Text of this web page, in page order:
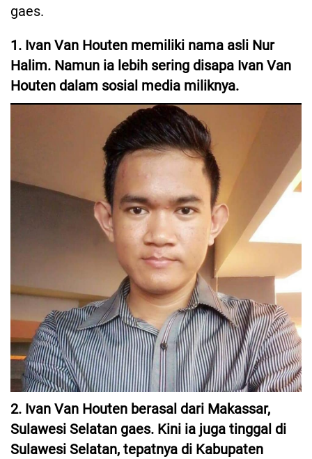
gaes.
1. Ivan Van Houten memiliki nama asli Nur
Halim. Namun ia lebih sering disapa Ivan Van
Houten dalam sosial media miliknya.
2. Ivan Van Houten berasal dari Makassar,
Sulawesi Selatan gaes. Kini ia juga tinggal di
Sulawesi Selatan, tepatnya di Kabupaten